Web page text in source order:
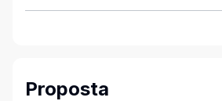
Proposta